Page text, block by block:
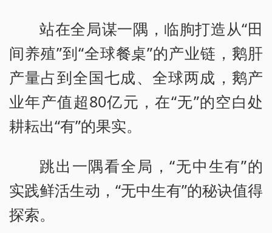
站在全局谋一隅，临朐打造从“田
间养殖”到“全球餐桌”的产业链，鹅肝
产量占到全国七成、全球两成，鹅产
业年产值超80亿元，在“无”的空白处
耕耘出“有”的果实。
跳出一隅看全局，“无中生有”的
实践鲜活生动，“无中生有”的秘诀值得
探索。